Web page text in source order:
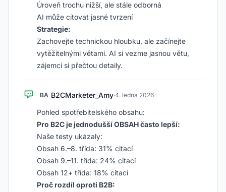
Úroveň trochu nižší, ale stále odborná
AI může citovat jasné tvrzení
Strategie:
Zachovejte technickou hloubku, ale začínejte
vytěžitelnými větami. AI si vezme jasnou větu,
zájemci si přečtou detaily.
BA B2CMarketer_Amy·4. ledna 2026
Pohled spotřebitelského obsahu:
Pro B2C je jednodušší OBSAH často lepší:
Naše testy ukázaly:
Obsah 6.–8. třída: 31% citací
Obsah 9.–11. třída: 24% citací
Obsah 12+ třída: 18% citací
Proč rozdíl oproti B2B: